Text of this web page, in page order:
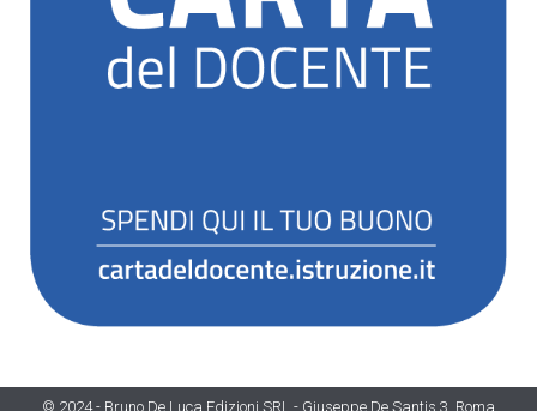
© 2024 - Bruno De Luca Edizioni SRL - Giuseppe De Santis 3, Roma